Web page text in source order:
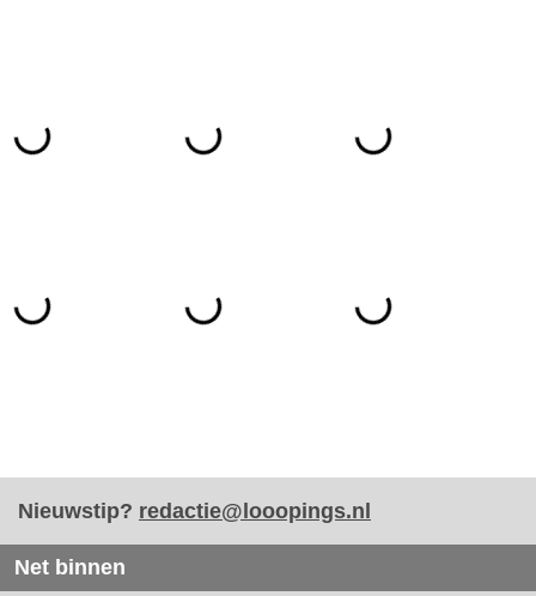
Nieuwstip? redactie@looopings.nl
Net binnen